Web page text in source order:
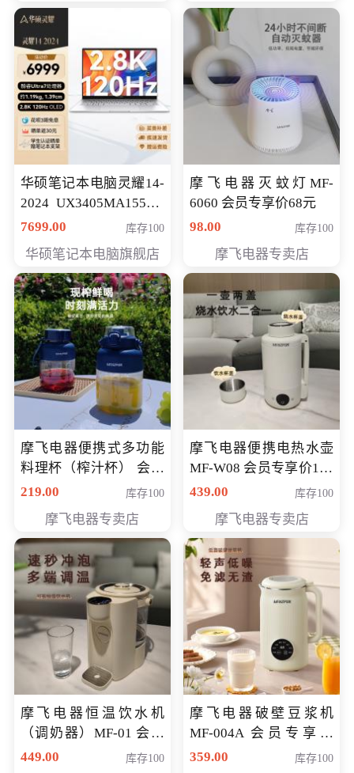
华硕笔记本电脑灵耀14-
2024 UX3405MA155夜
空蓝 oled 智慧轻薄本 会
7699.00 库存100
华硕笔记本电脑旗舰店
摩飞电器灭蚊灯MF-
6060 会员专享价68元
98.00
库存100
摩飞电器专卖店
摩飞电器便携式多功能
料理杯（榨汁杯） 会员
专享价118元
219.00 库存100
摩飞电器专卖店
摩飞电器便携电热水壶
MF-W08 会员专享价198
元
439.00 库存100
摩飞电器专卖店
摩飞电器恒温饮水机
（调奶器）MF-01 会员
专享价366元
449.00 库存100
摩飞电器破壁豆浆机
MF-004A 会员专享价
168元
359.00 库存100